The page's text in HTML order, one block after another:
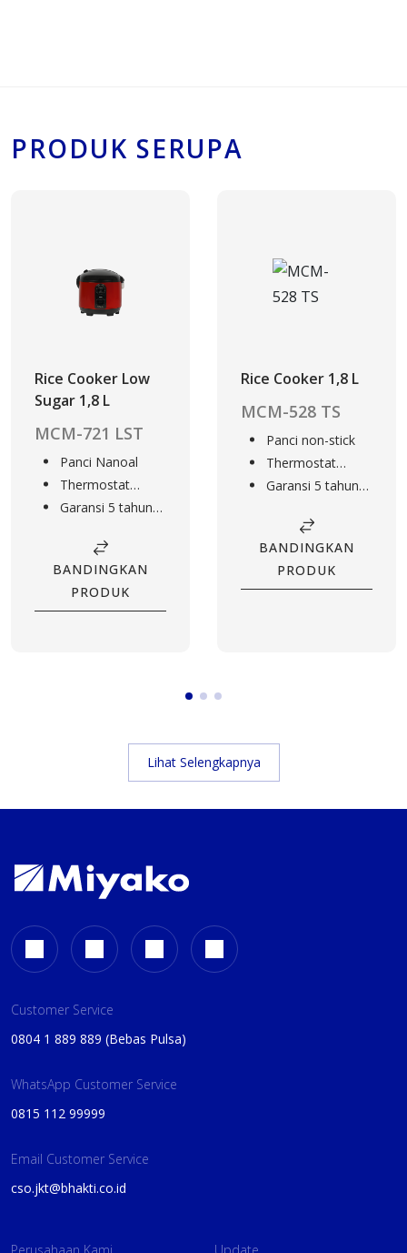
PRODUK SERUPA
Rice Cooker Low
Sugar 1,8 L
MCM-721 LST
Panci Nanoal
Thermostat
system
Garansi 5 tahun
BANDINGKAN
PRODUK
Rice Cooker 1,8 L
MCM-528 TS
Panci non-stick
Thermostat
system
Garansi 5 tahun
BANDINGKAN
PRODUK
Lihat Selengkapnya
Customer Service
0804 1 889 889 (Bebas Pulsa)
WhatsApp Customer Service
0815 112 99999
Email Customer Service
cso.jkt@bhakti.co.id